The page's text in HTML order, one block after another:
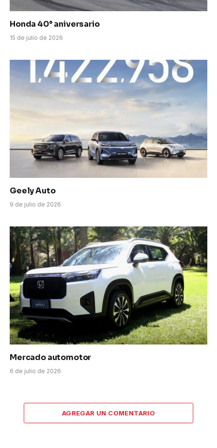
Honda 40° aniversario
15 de julio de 2026
Geely Auto
9 de julio de 2026
Mercado automotor
6 de julio de 2026
AGREGAR UN COMENTARIO